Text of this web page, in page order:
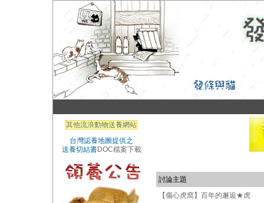
其他流浪動物送養網站
台灣認養地圖提供之
送養切結書DOC檔案下載
討論主題
【傷心虎窩】百年的邂逅★虎